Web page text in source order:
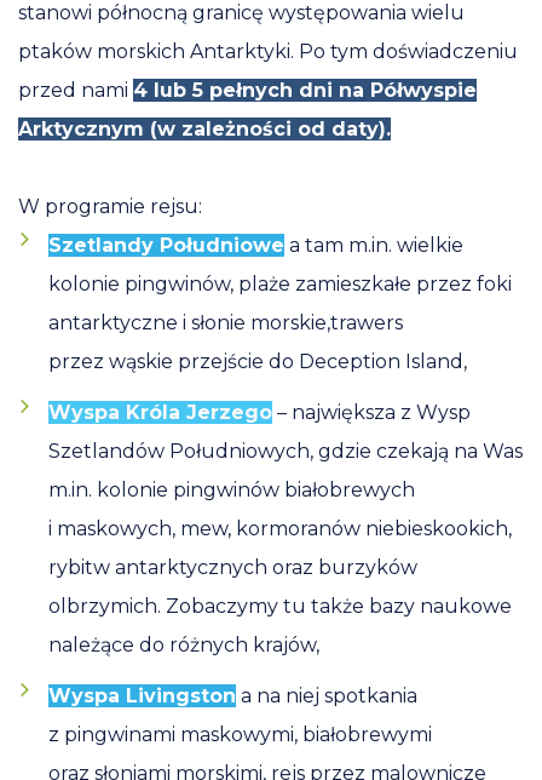
stanowi północną granicę występowania wielu
ptaków morskich Antarktyki. Po tym doświadczeniu
przed nami 4 lub 5 pełnych dni na Półwyspie
Arktycznym (w zależności od daty).
W programie rejsu:
Szetlandy Południowe a tam m.in. wielkie
kolonie pingwinów, plaże zamieszkałe przez foki
antarktyczne i słonie morskie,trawers
przez wąskie przejście do Deception Island,
Wyspa Króla Jerzego – największa z Wysp
Szetlandów Południowych, gdzie czekają na Was
m.in. kolonie pingwinów białobrewych
i maskowych, mew, kormoranów niebieskookich,
rybitw antarktycznych oraz burzyków
olbrzymich. Zobaczymy tu także bazy naukowe
należące do różnych krajów,
Wyspa Livingston a na niej spotkania
z pingwinami maskowymi, białobrewymi
oraz słoniami morskimi, rejs przez malownicze